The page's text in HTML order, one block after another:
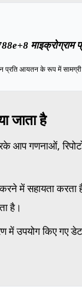
माइक्रोग्राम
प्रति आयतन के रूप में
जाता है
गणनाओं,
में सहायता करता
है।
में उपयोग किए गए